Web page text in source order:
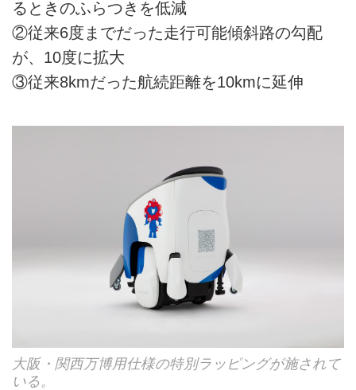
るときのふらつきを低減
②従来6度までだった走行可能傾斜路の勾配
が、10度に拡大
③従来8kmだった航続距離を10kmに延伸
大阪・関西万博用仕様の特別ラッピングが施されて
いる。